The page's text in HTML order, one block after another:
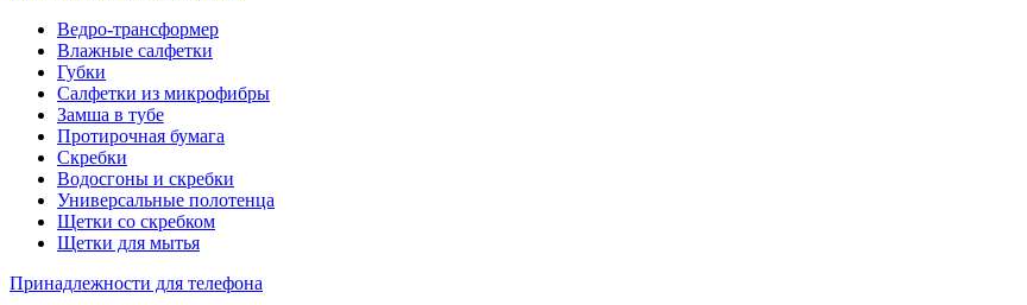
Ведро-трансформер
Влажные салфетки
Губки
Салфетки из микрофибры
Замша в тубе
Протирочная бумага
Скребки
Водосгоны и скребки
Универсальные полотенца
Щетки со скребком
Щетки для мытья
Принадлежности для телефона